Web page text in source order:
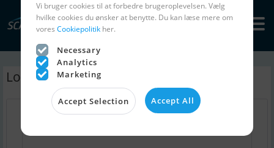
Log ind - Min Scanboat
Vi bruger cookies til at forbedre brugeroplevelsen. Vælg
hvilke cookies du ønsker at benytte. Du kan læse mere om
vores Cookiepolitik her.
Necessary
Analytics
Marketing
Accept Selection Accept All